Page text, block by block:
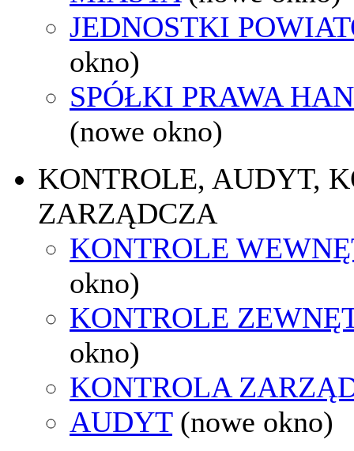
JEDNOSTKI
okno)
SPÓŁKI PRAWA
(nowe okno)
KONTROLE, AUDYT,
ZARZĄDCZA
KONTROLE
okno)
KONTROLE
okno)
KONTROLA
AUDYT (nowe okno)